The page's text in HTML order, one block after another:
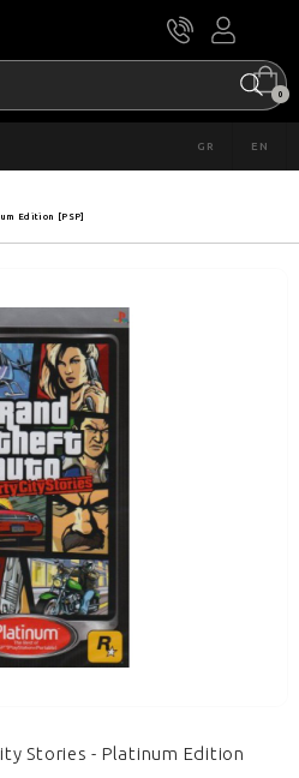
0
GR EN
Edition [PSP]
Stories - Platinum Edition